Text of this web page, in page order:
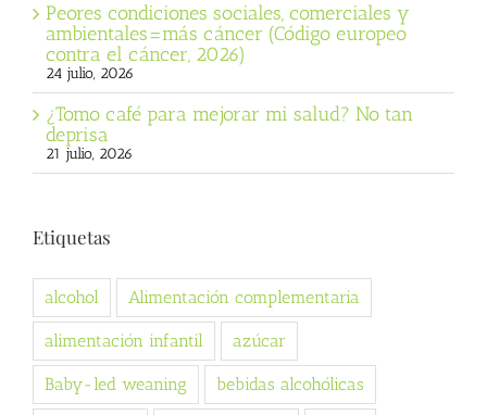
Peores condiciones sociales, comerciales y
ambientales=más cáncer (Código europeo
contra el cáncer, 2026)
24 julio, 2026
¿Tomo café para mejorar mi salud? No tan
deprisa
21 julio, 2026
Etiquetas
alcohol Alimentación complementaria
alimentación infantil azúcar
Baby-led weaning bebidas alcohólicas